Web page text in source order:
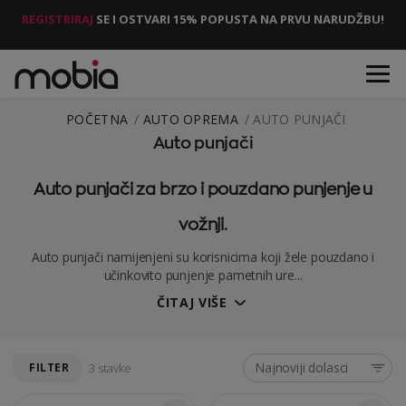
REGISTRIRAJ SE I OSTVARI 15% POPUSTA NA PRVU NARUDŽBU!
POČETNA AUTO OPREMA AUTO PUNJAČI
Auto punjači
Auto punjači za brzo i pouzdano punjenje u
vožnji.
Auto punjači namijenjeni su korisnicima koji žele pouzdano i
učinkovito punjenje pametnih ure...
ČITAJ VIŠE
FILTER 3 stavke Najnoviji dolasci